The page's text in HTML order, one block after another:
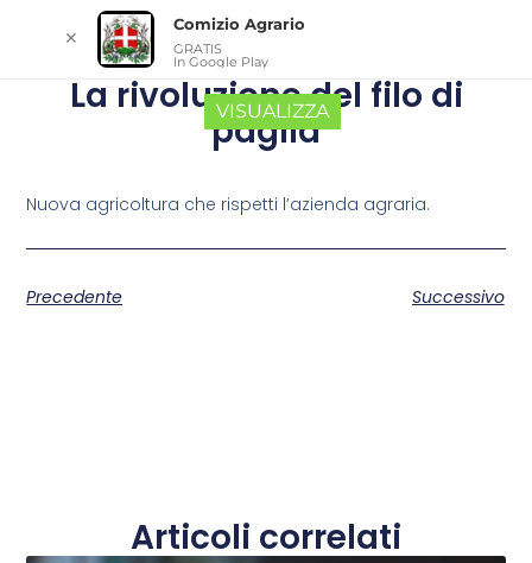
La rivoluzione del filo di
paglia
Nuova agricoltura che rispetti l’azienda agraria.
Precedente Successivo
Articoli correlati
✕
Comizio Agrario
GRATIS
In Google Play
VISUALIZZA